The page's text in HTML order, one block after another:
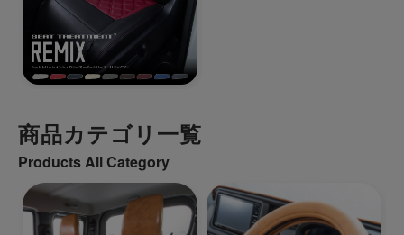
商品カテゴリ一覧
Products All Category